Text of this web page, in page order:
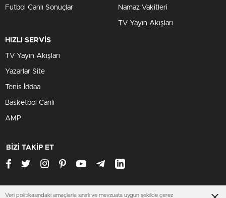
Futbol Canlı Sonuçlar Namaz Vakitleri
TV Yayın Akışları
HIZLI SERVİS
TV Yayın Akışları
Yazarlar Site
Tenis İddaa
Basketbol Canlı
AMP
BİZİ TAKİP ET
Veri politikasındaki amaçlarla sınırlı ve mevzuata uygun şekilde çerez